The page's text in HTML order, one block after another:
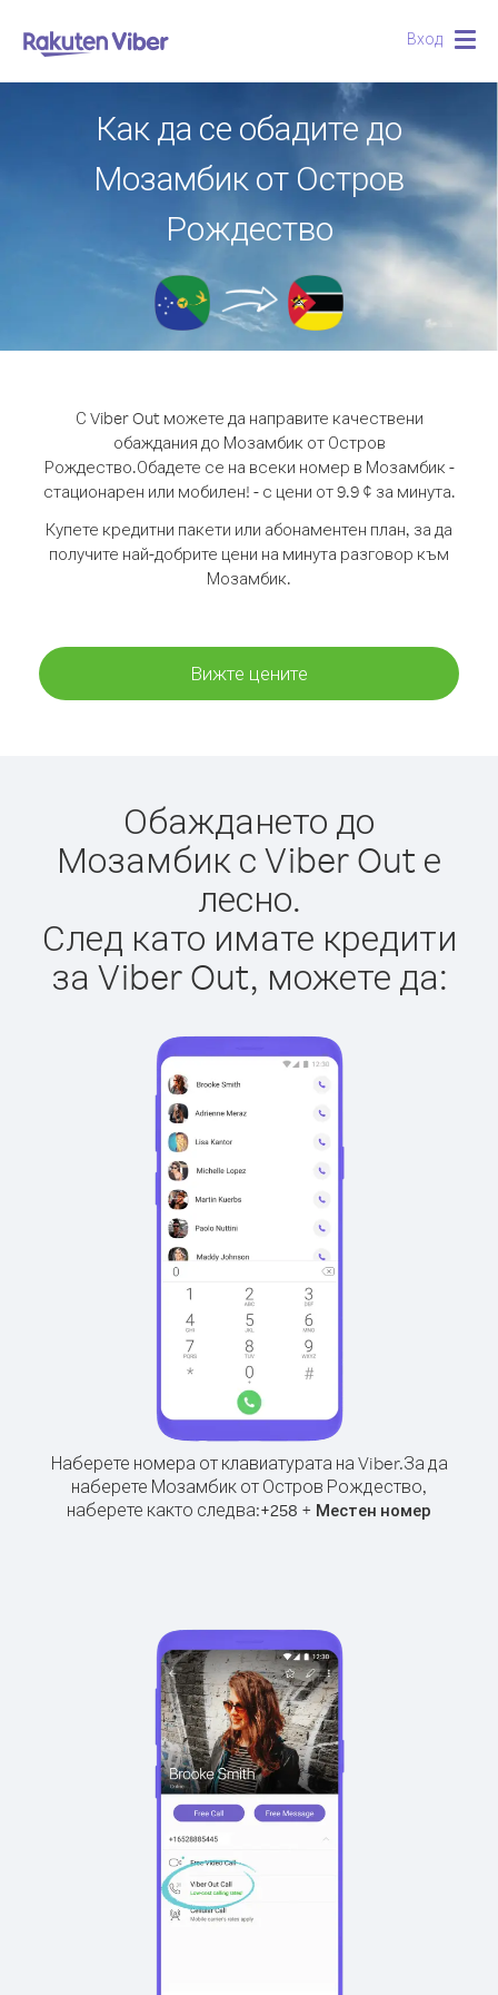
Вход
Как да се обадите до
Мозамбик от Остров
Рождество
С Viber Out можете да направите качествени
обаждания до Мозамбик от Остров
Рождество.Обадете се на всеки номер в Мозамбик -
стационарен или мобилен! - с цени от 9.9 ¢ за минута.
Купете кредитни пакети или абонаментен план, за да
получите най-добрите цени на минута разговор към
Мозамбик.
Вижте цените
Обаждането до
Мозамбик с Viber Out е
лесно.
След като имате кредити
за Viber Out, можете да:
Наберете номера от клавиатурата на Viber.За да
наберете Мозамбик от Остров Рождество,
наберете както следва:+258 + Местен номер